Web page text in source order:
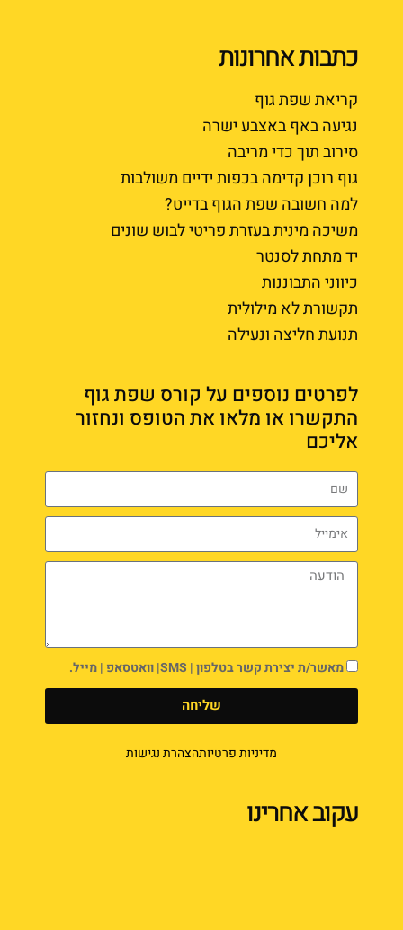
כתבות אחרונות
קריאת שפת גוף
נגיעה באף באצבע ישרה
סירוב תוך כדי מריבה
גוף רוכן קדימה בכפות ידיים משולבות
למה חשובה שפת הגוף בדייט?
משיכה מינית בעזרת פריטי לבוש שונים
יד מתחת לסנטר
כיווני התבוננות
תקשורת לא מילולית
תנועת חליצה ונעילה
לפרטים נוספים על קורס שפת גוף
התקשרו או מלאו את הטופס ונחזור
אליכם
מאשר/ת יצירת קשר בטלפון | SMS| וואטסאפ | מייל.
שליחה
מדיניות פרטיותהצהרת נגישות
עקוב אחרינו